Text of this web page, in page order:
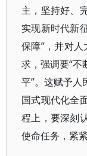
主，坚持好、
实现新时代新
保障”，并对
求，强调要“不
平”。这赋予人
国式现代化全
程上，要深刻
使命任务，紧